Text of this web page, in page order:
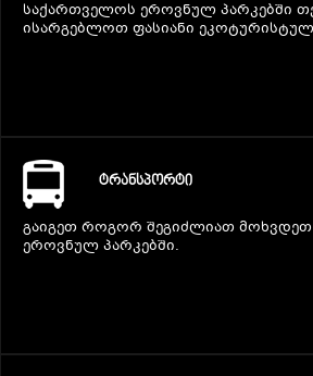
საქართველოს ეროვნულ პარკებში
ისარგებლოთ ფასიანი
ᲢᲠᲐᲜᲡᲞᲝᲠᲢᲘ
გაიგეთ როგორ შეგიძლიათ
ეროვნულ პარკებში.